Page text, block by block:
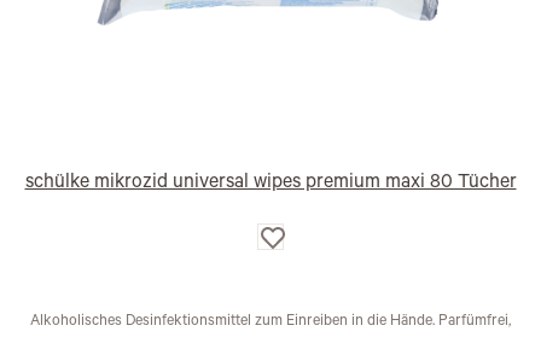
schülke mikrozid universal wipes premium maxi 80 Tücher
Auf
die
Alkoholisches Desinfektionsmittel zum Einreiben in die Hände. Parfümfrei,